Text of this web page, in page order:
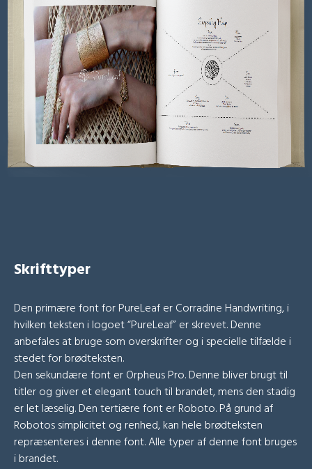
Skrifttyper
Den primære font for PureLeaf er Corradine Handwriting, i
hvilken teksten i logoet “PureLeaf” er skrevet. Denne
anbefales at bruge som overskrifter og i specielle tilfælde i
stedet for brødteksten.
Den sekundære font er Orpheus Pro. Denne bliver brugt til
titler og giver et elegant touch til brandet, mens den stadig
er let læselig. Den tertiære font er Roboto. På grund af
Robotos simplicitet og renhed, kan hele brødteksten
repræsenteres i denne font. Alle typer af denne font bruges
i brandet.